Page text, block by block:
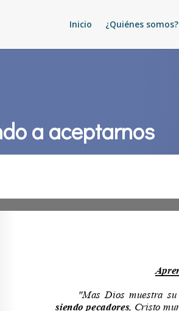
Inicio ¿Quiénes somos?
a aceptarnos